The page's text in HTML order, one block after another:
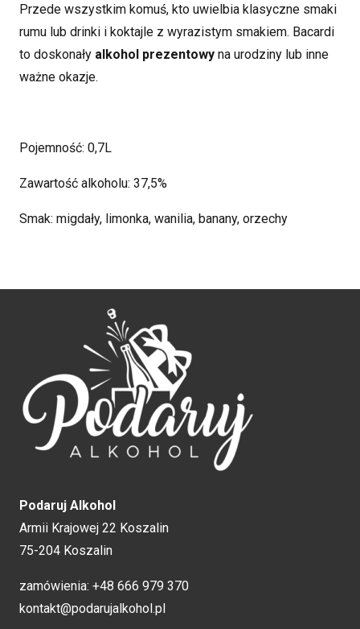
Przede wszystkim komuś, kto uwielbia klasyczne smaki
rumu lub drinki i koktajle z wyrazistym smakiem. Bacardi
to doskonały alkohol prezentowy na urodziny lub inne
ważne okazje.
Pojemność: 0,7L
Zawartość alkoholu: 37,5%
Smak: migdały, limonka, wanilia, banany, orzechy
Podaruj Alkohol
Armii Krajowej 22 Koszalin
75-204 Koszalin
zamówienia: +48 666 979 370
kontakt@podarujalkohol.pl